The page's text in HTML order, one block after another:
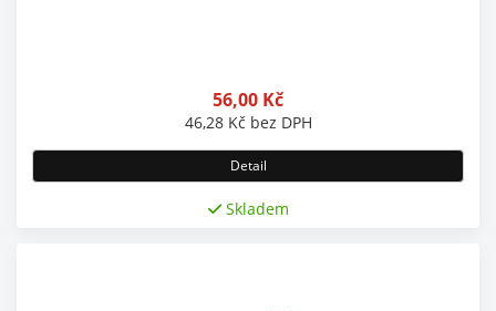
56,00 Kč
46,28 Kč bez DPH
Detail
Skladem